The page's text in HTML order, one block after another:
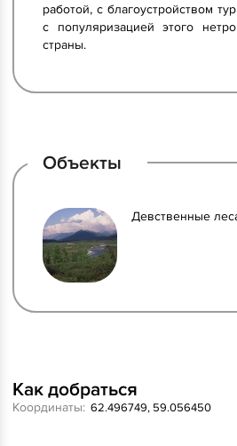
работой, с благоустройством
с популяризацией этого
страны.
Объекты
Девственные
Координаты:
Как добраться